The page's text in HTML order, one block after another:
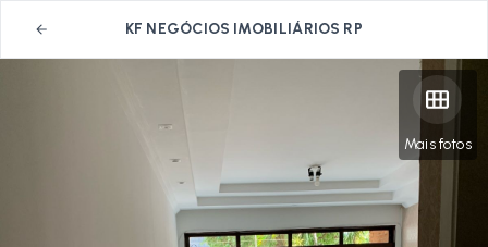
KF NEGÓCIOS IMOBILIÁRIOS RP
Mais fotos